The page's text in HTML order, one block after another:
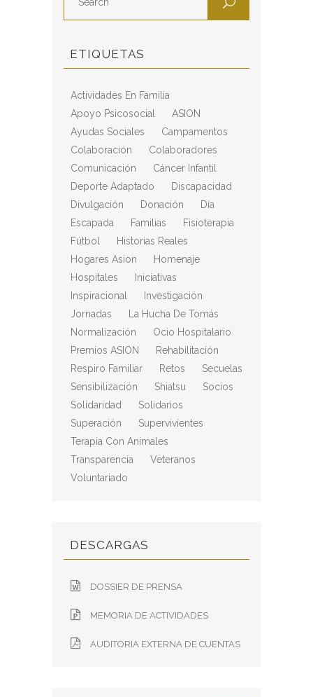
ETIQUETAS
Actividades En Familia
Apoyo Psicosocial
ASION
Ayudas Sociales
Campamentos
Colaboración
Colaboradores
Comunicación
Cáncer Infantil
Deporte Adaptado
Discapacidad
Divulgación
Donación
Día
Escapada
Familias
Fisioterapia
Fútbol
Historias Reales
Hogares Asion
Homenaje
Hospitales
Iniciativas
Inspiracional
Investigación
Jornadas
La Hucha De Tomás
Normalización
Ocio Hospitalario
Premios ASION
Rehabilitación
Respiro Familiar
Retos
Secuelas
Sensibilización
Shiatsu
Socios
Solidaridad
Solidarios
Superación
Supervivientes
Terapia Con Animales
Transparencia
Veteranos
Voluntariado
DESCARGAS
DOSSIER DE PRENSA
MEMORIA DE ACTIVIDADES
AUDITORIA EXTERNA DE CUENTAS